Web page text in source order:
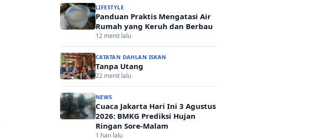
LIFESTYLE
Panduan Praktis Mengatasi Air
Rumah yang Keruh dan Berbau
12 menit lalu
CATATAN DAHLAN ISKAN
Tanpa Utang
22 menit lalu
NEWS
Cuaca Jakarta Hari Ini 3 Agustus
2026: BMKG Prediksi Hujan
Ringan Sore-Malam
1 hari lalu